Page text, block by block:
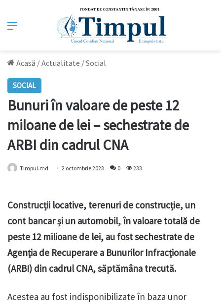
Meniu
Acasă /Actualitate /Social
SOCIAL
Bunuri în valoare de peste 12
miloane de lei – sechestrate de
ARBI din cadrul CNA
Timpul.md 2 octombrie 2023 0 233
Construcții locative, terenuri de construcție, un
cont bancar și un automobil, în valoare totală de
peste 12 milioane de lei, au fost sechestrate de
Agenția de Recuperare a Bunurilor Infracționale
(ARBI) din cadrul CNA, săptămâna trecută.
Acestea au fost indisponibilizate în baza unor